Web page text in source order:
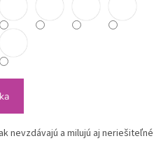
nevzdávajú a milujú aj neriešiteľné